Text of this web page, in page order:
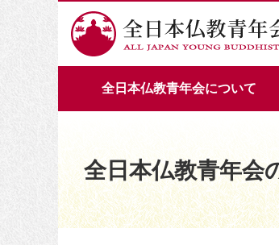
全日本仏教青年会について
全日本仏教青年会